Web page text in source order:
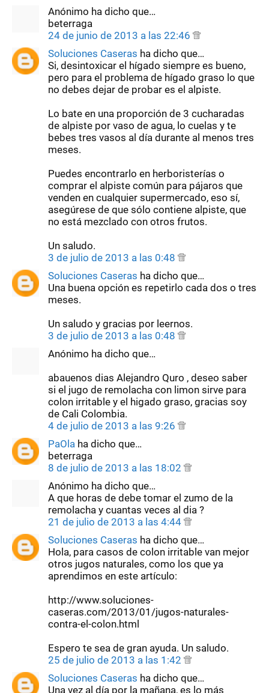
Anónimo ha dicho que…
beterraga
24 de junio de 2013 a las 22:46
Soluciones Caseras ha dicho que…
Si, desintoxicar el hígado siempre es bueno,
pero para el problema de hígado graso lo que
no debes dejar de probar es el alpiste.
Lo bate en una proporción de 3 cucharadas
de alpiste por vaso de agua, lo cuelas y te
bebes tres vasos al día durante al menos tres
meses.
Puedes encontrarlo en herboristerías o
comprar el alpiste común para pájaros que
venden en cualquier supermercado, eso sí,
asegúrese de que sólo contiene alpiste, que
no está mezclado con otros frutos.
Un saludo.
3 de julio de 2013 a las 0:48
Soluciones Caseras ha dicho que…
Una buena opción es repetirlo cada dos o tres
meses.
Un saludo y gracias por leernos.
3 de julio de 2013 a las 0:48
Anónimo ha dicho que…
abauenos dias Alejandro Quro , deseo saber
si el jugo de remolacha con limon sirve para
colon irritable y el higado graso, gracias soy
de Cali Colombia.
4 de julio de 2013 a las 9:26
PaOla ha dicho que…
beterraga
8 de julio de 2013 a las 18:02
Anónimo ha dicho que…
A que horas de debe tomar el zumo de la
remolacha y cuantas veces al dia ?
21 de julio de 2013 a las 4:44
Soluciones Caseras ha dicho que…
Hola, para casos de colon irritable van mejor
otros jugos naturales, como los que ya
aprendimos en este artículo:
http://www.soluciones-
caseras.com/2013/01/jugos-naturales-
contra-el-colon.html
Espero te sea de gran ayuda. Un saludo.
25 de julio de 2013 a las 1:42
Soluciones Caseras ha dicho que…
Una vez al día por la mañana, es lo más